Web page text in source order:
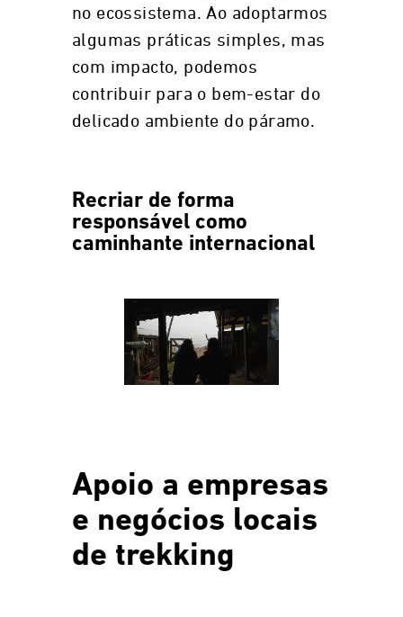
no ecossistema. Ao adoptarmos
algumas práticas simples, mas
com impacto, podemos
contribuir para o bem-estar do
delicado ambiente do páramo.
Recriar de forma
responsável como
caminhante internacional
Apoio a empresas
e negócios locais
de trekking